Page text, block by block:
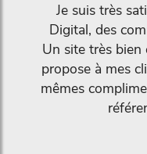
Je suis très
Digital, des
Un site très
propose à mes
mêmes